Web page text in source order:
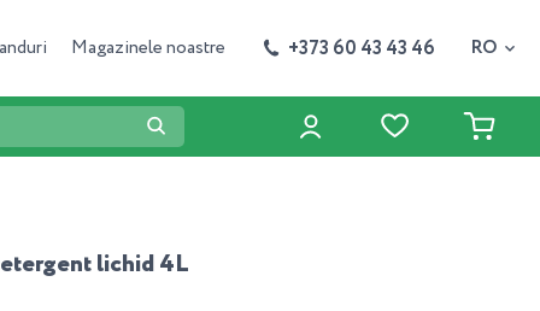
Magazinele noastre +373 60 43 43 46 RO
lichid 4L